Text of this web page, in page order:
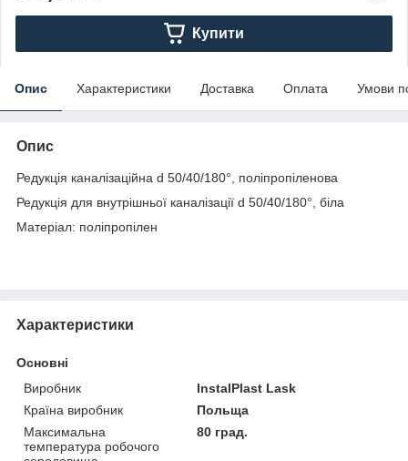
Купити
Опис Характеристики Доставка Оплата Умови
Опис
Редукція каналізаційна d 50/40/180°, поліпропіленова
Редукція для внутрішньої каналізації d 50/40/180°, біла
Матеріал: поліпропілен
Характеристики
Основні
Виробник
InstalPlast Lask
Країна виробник
Польща
Максимальна
температура робочого
80 град.